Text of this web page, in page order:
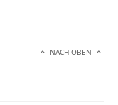
NACH OBEN